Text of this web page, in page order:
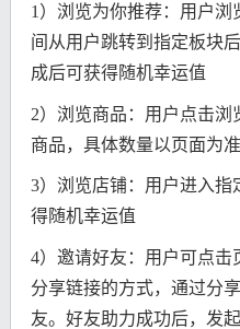
1）浏览为你推荐：用户
间从用户跳转到指定板块
成后可获得随机幸运值
2）浏览商品：用户点击浏
商品，具体数量以页面为
3）浏览店铺：用户进入
得随机幸运值
4）邀请好友：用户可点击
分享链接的方式，通过分
友。好友助力成功后，发